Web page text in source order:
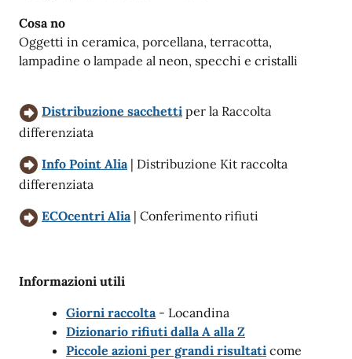
Cosa no
Oggetti in ceramica, porcellana, terracotta,
lampadine o lampade al neon, specchi e cristalli
Distribuzione sacchetti per la Raccolta
differenziata
Info Point Alia | Distribuzione Kit raccolta
differenziata
ECOcentri Alia| Conferimento rifiuti
Informazioni utili
Giorni raccolta - Locandina
Dizionario rifiuti dalla A alla Z
Piccole azioni per grandi risultati come